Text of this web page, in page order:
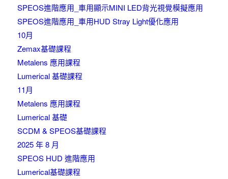
SPEOS進階應用_車用顯示MINI LED背光視覺模擬應用
SPEOS進階應用_車用HUD Stray Light優化應用
10月
Zemax基礎課程
Metalens 應用課程
Lumerical 基礎課程
11月
Metalens 應用課程
Lumerical 基礎
SCDM & SPEOS基礎課程
2025 年 8 月
SPEOS HUD 進階應用
Lumerical基礎課程